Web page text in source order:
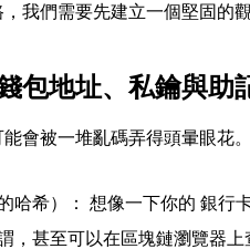
我們需要先建立一個堅固的
包地址、私鑰與助
會被一堆亂碼弄得頭暈眼
哈希） ： 想像一下你的 銀行
，甚至可以在區塊鏈瀏覽器上